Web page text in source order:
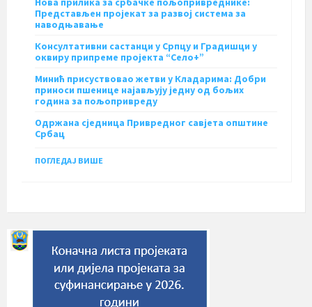
Представљен пројекат за развој система за
наводњавање
Консултативни састанци у Српцу и Градишци у
оквиру припреме пројекта “Село+”
Минић присуствовао жетви у Кладарима: Добри
приноси пшенице најављују једну од бољих
година за пољопривреду
Одржана сједница Привредног савјета општине
Србац
ПОГЛЕДАЈ ВИШЕ